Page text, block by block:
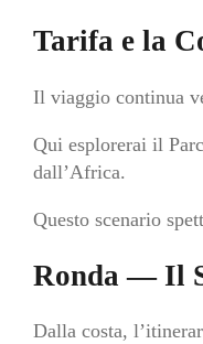
Tarifa e la
Il viaggio continua
Qui esplorerai il
dall’Africa.
Questo scenario
Ronda — Il
Dalla costa,